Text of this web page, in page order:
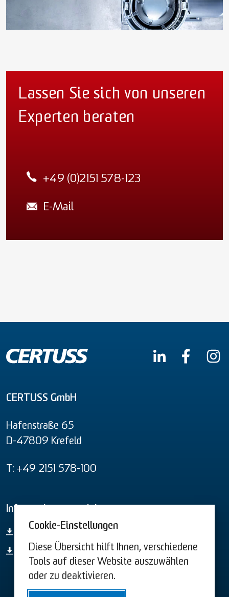
Cookie-Einstellungen
Diese Übersicht hilft Ihnen, verschiedene
Tools auf dieser Website auszuwählen
oder zu deaktivieren.
Lassen Sie sich von unseren
Experten beraten
+49 (0)2151 578-123
E-Mail
CERTUSS GmbH
Hafenstraße 65
D-47809 Krefeld
T: +49 2151 578-100
Informationsmaterial
Gesamt-Produktübersicht
44. BImSchV
AGB US